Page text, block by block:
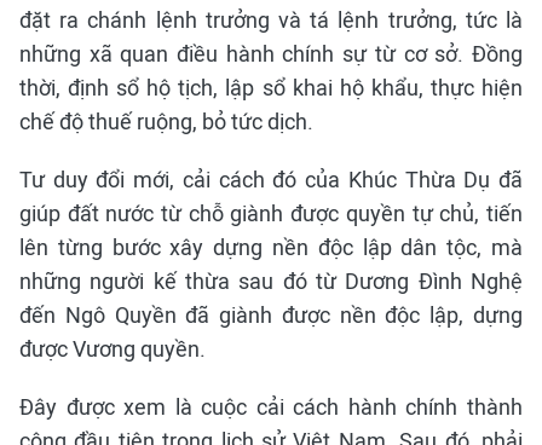
đặt ra chánh lệnh trưởng và tá lệnh trưởng, tức là
những xã quan điều hành chính sự từ cơ sở. Đồng
thời, định sổ hộ tịch, lập sổ khai hộ khẩu, thực hiện
chế độ thuế ruộng, bỏ tức dịch.
Tư duy đổi mới, cải cách đó của Khúc Thừa Dụ đã
giúp đất nước từ chỗ giành được quyền tự chủ, tiến
lên từng bước xây dựng nền độc lập dân tộc, mà
những người kế thừa sau đó từ Dương Đình Nghệ
đến Ngô Quyền đã giành được nền độc lập, dựng
được Vương quyền.
Đây được xem là cuộc cải cách hành chính thành